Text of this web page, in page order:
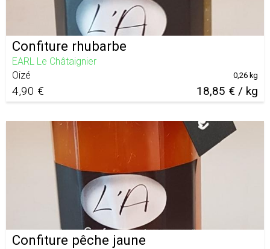
Confiture rhubarbe
EARL Le Châtaignier
Oizé
4,90 € 18,85 € / kg
0,26 kg
Confiture pêche jaune